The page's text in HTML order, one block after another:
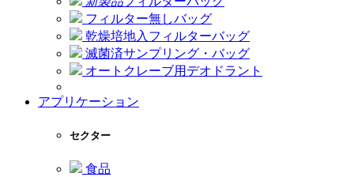
フィルター無しバッグ
乾燥培地入フィルターバッグ
滅菌済サンプリング・バッグ
オートクレーブ用デオドラント
アプリケーション
セクター
食品